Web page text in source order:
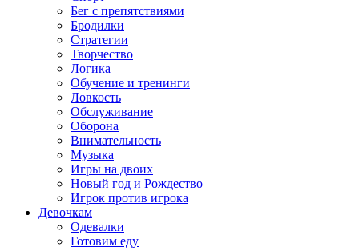
Бег с препятствиями
Бродилки
Стратегии
Творчество
Логика
Обучение и тренинги
Ловкость
Обслуживание
Оборона
Внимательность
Музыка
Игры на двоих
Новый год и Рождество
Игрок против игрока
Девочкам
Одевалки
Готовим еду